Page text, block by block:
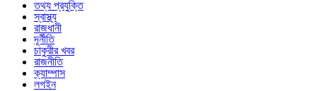
তথ্য প্রযুক্তি
স্বাস্থ্য
রাজধানী
দূর্নীতি
চাকুরীর খবর
রাজনীতি
ক্যাম্পাস
লগইন